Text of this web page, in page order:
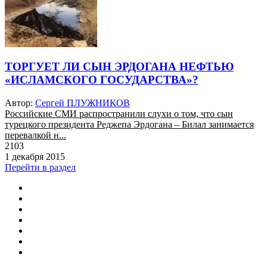
ТОРГУЕТ ЛИ СЫН ЭРДОГАНА НЕФТЬЮ
«ИСЛАМСКОГО ГОСУДАРСТВА»?
Автор: Сергей ПЛУЖНИКОВ
Российские СМИ распространили слухи о том, что сын
турецкого президента Реджепа Эрдогана – Билал занимается
перевалкой н...
2103
1 декабря 2015
Перейти в раздел